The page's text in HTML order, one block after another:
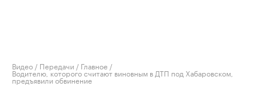
Видео / Передачи / Главное /
Водителю, которого считают виновным в ДТП под Хабаровском,
предъявили обвинение